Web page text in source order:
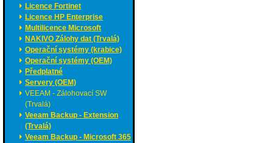
Licence Fortinet
Licence HP Enterprise
Multilicence Microsoft
NAKIVO Zálohy dat (Trvalá)
Operační systémy (krabice)
Operační systémy (OEM)
Předplatné
Servery (OEM)
VEEAM - Zálohovací SW
(Trvalá)
Veeam Backup - Extension
(Trvalá)
Veeam Backup - Microsoft 365